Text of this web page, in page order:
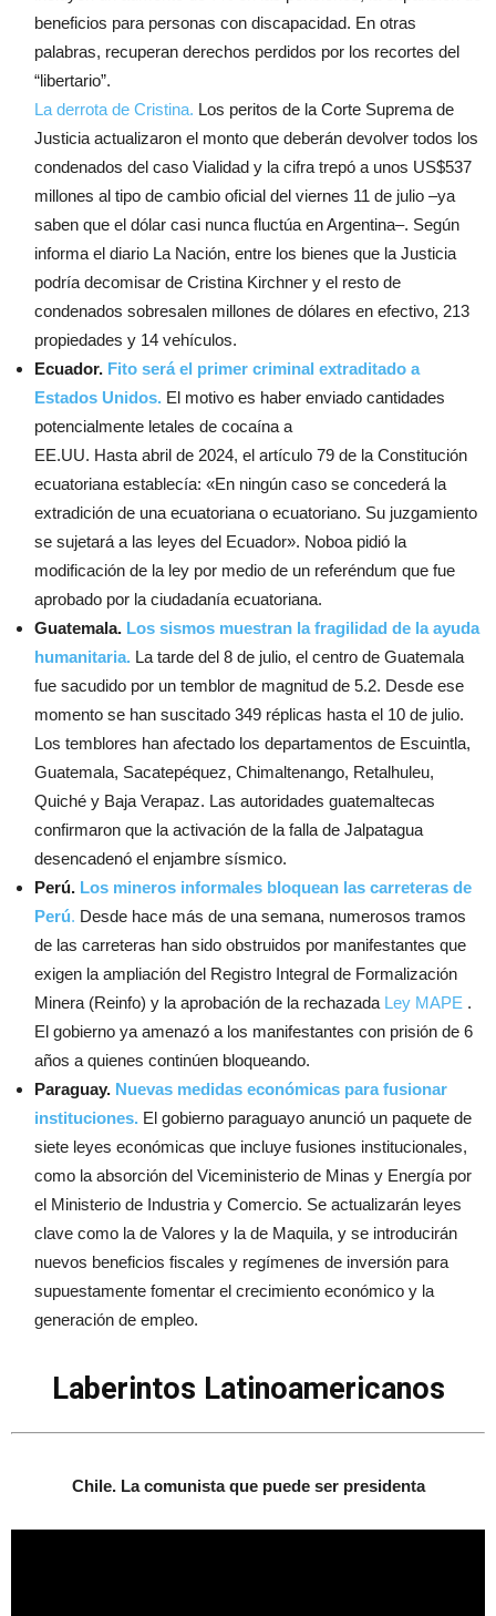
beneficios para personas con discapacidad. En otras
palabras, recuperan derechos perdidos por los recortes del
“libertario”.
La derrota de Cristina. Los peritos de la Corte Suprema de
Justicia actualizaron el monto que deberán devolver todos los
condenados del caso Vialidad y la cifra trepó a unos US$537
millones al tipo de cambio oficial del viernes 11 de julio –ya
saben que el dólar casi nunca fluctúa en Argentina–. Según
informa el diario La Nación, entre los bienes que la Justicia
podría decomisar de Cristina Kirchner y el resto de
condenados sobresalen millones de dólares en efectivo, 213
propiedades y 14 vehículos.
Ecuador. Fito será el primer criminal extraditado a
Estados Unidos. El motivo es haber enviado cantidades
potencialmente letales de cocaína a
EE.UU. Hasta abril de 2024, el artículo 79 de la Constitución
ecuatoriana establecía: «En ningún caso se concederá la
extradición de una ecuatoriana o ecuatoriano. Su juzgamiento
se sujetará a las leyes del Ecuador». Noboa pidió la
modificación de la ley por medio de un referéndum que fue
aprobado por la ciudadanía ecuatoriana.
Guatemala. Los sismos muestran la fragilidad de la ayuda
humanitaria. La tarde del 8 de julio, el centro de Guatemala
fue sacudido por un temblor de magnitud de 5.2. Desde ese
momento se han suscitado 349 réplicas hasta el 10 de julio.
Los temblores han afectado los departamentos de Escuintla,
Guatemala, Sacatepéquez, Chimaltenango, Retalhuleu,
Quiché y Baja Verapaz. Las autoridades guatemaltecas
confirmaron que la activación de la falla de Jalpatagua
desencadenó el enjambre sísmico.
Perú. Los mineros informales bloquean las carreteras de
Perú. Desde hace más de una semana, numerosos tramos
de las carreteras han sido obstruidos por manifestantes que
exigen la ampliación del Registro Integral de Formalización
Minera (Reinfo) y la aprobación de la rechazada Ley MAPE .
El gobierno ya amenazó a los manifestantes con prisión de 6
años a quienes continúen bloqueando.
Paraguay. Nuevas medidas económicas para fusionar
instituciones. El gobierno paraguayo anunció un paquete de
siete leyes económicas que incluye fusiones institucionales,
como la absorción del Viceministerio de Minas y Energía por
el Ministerio de Industria y Comercio. Se actualizarán leyes
clave como la de Valores y la de Maquila, y se introducirán
nuevos beneficios fiscales y regímenes de inversión para
supuestamente fomentar el crecimiento económico y la
generación de empleo.
Laberintos Latinoamericanos
Chile. La comunista que puede ser presidenta